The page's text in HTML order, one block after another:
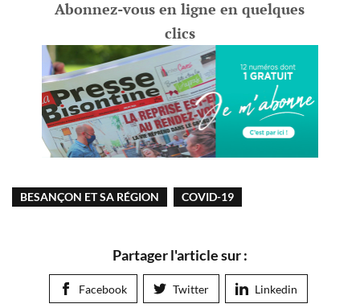
Abonnez-vous en ligne en quelques
clics
BESANÇON ET SA RÉGION COVID-19
Partager l'article sur :
Facebook Twitter Linkedin